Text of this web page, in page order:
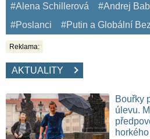
#Alena Schillerová #Andrej
#Poslanci
#Putin a Globální
Reklama:
AKTUALITY
Bouřky
úlevu.